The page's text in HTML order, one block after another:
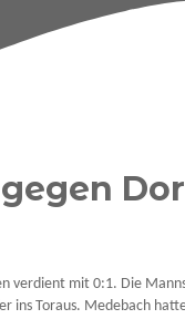
verdient mit 0:1. Die
Toraus. Medebach